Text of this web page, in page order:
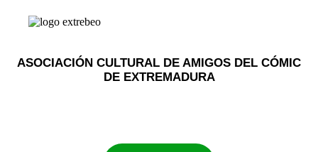
ASOCIACIÓN CULTURAL DE AMIGOS DEL CÓMIC
DE EXTREMADURA